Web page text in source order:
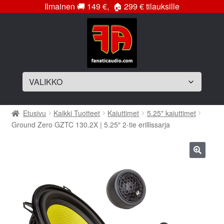
Ilmainen 🚚 149 €, 🏠 299 € tilauksille
Soittimet
Laajenna
alemman
valikko
Vahvistimet
alemman
tason
Laajenna
Subwooferkotelot
Bassopaketit
Etusivu Kaikki Tuotteet Kaiuttimet
5.25" kaiuttimet
Ground Zero GZTC 130.2X | 5.25″ 2-tie erillissarja